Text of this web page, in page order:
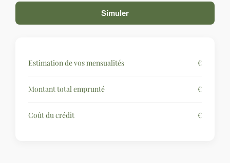
Simuler
Estimation de vos mensualités €
Montant total emprunté €
Coût du crédit €